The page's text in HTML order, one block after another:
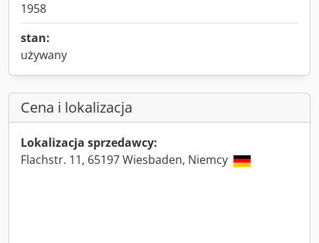
1958
stan:
używany
Cena i lokalizacja
Lokalizacja sprzedawcy:
Flachstr. 11, 65197 Wiesbaden, Niemcy